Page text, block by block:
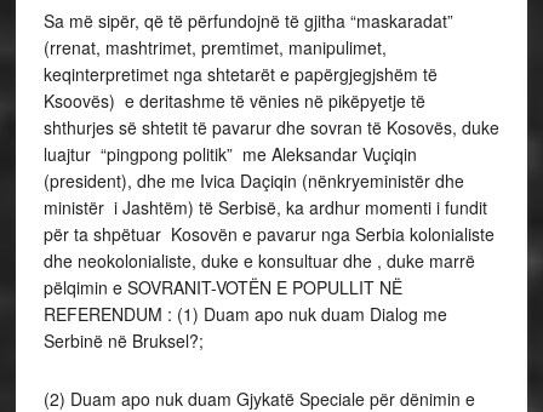
Sa më sipër, që të përfundojnë të gjitha “maskaradat”
(rrenat, mashtrimet, premtimet, manipulimet,
keqinterpretimet nga shtetarët e papërgjegjshëm të
Ksoovës) e deritashme të vënies në pikëpyetje të
shthurjes së shtetit të pavarur dhe sovran të Kosovës, duke
luajtur “pingpong politik” me Aleksandar Vuçiqin
(president), dhe me Ivica Daçiqin (nënkryeministër dhe
ministër i Jashtëm) të Serbisë, ka ardhur momenti i fundit
për ta shpëtuar Kosovën e pavarur nga Serbia kolonialiste
dhe neokolonialiste, duke e konsultuar dhe , duke marrë
pëlqimin e SOVRANIT-VOTËN E POPULLIT NË
REFERENDUM : (1) Duam apo nuk duam Dialog me
Serbinë në Bruksel?;
(2) Duam apo nuk duam Gjykatë Speciale për dënimin e